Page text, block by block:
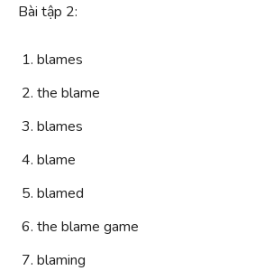
Bài tập 2:
blames
the blame
blames
blame
blamed
the blame game
blaming